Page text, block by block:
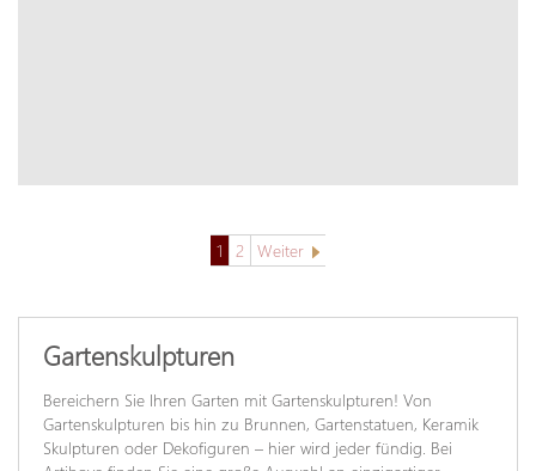
1 2 Weiter
Gartenskulpturen
Bereichern Sie Ihren Garten mit Gartenskulpturen! Von
Gartenskulpturen bis hin zu Brunnen, Gartenstatuen, Keramik
Skulpturen oder Dekofiguren – hier wird jeder fündig. Bei